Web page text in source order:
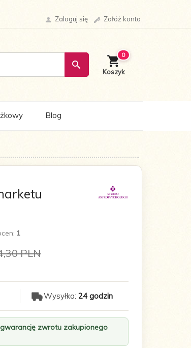
Zaloguj się Załóż konto
0
Blog
1
PLN
Wysyłka: 24 godzin
zwrotu zakupionego